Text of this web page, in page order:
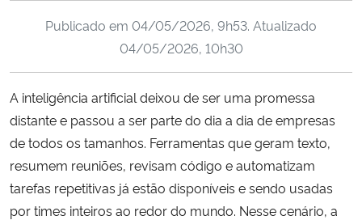
Ministério de Minas e Energia
Ministério da Ciência, Tecnologia, Inovações e Comunicações
Ministério do Meio Ambiente
Ministério do Turismo
Ministério do Desenvolvimento Regional
Publicado em 04/05/2026, 9h53. Atualizado
04/05/2026, 10h30
A inteligência artificial deixou de ser uma promessa
distante e passou a ser parte do dia a dia de empresas
de todos os tamanhos. Ferramentas que geram texto,
resumem reuniões, revisam código e automatizam
tarefas repetitivas já estão disponíveis e sendo usadas
por times inteiros ao redor do mundo. Nesse cenário, a